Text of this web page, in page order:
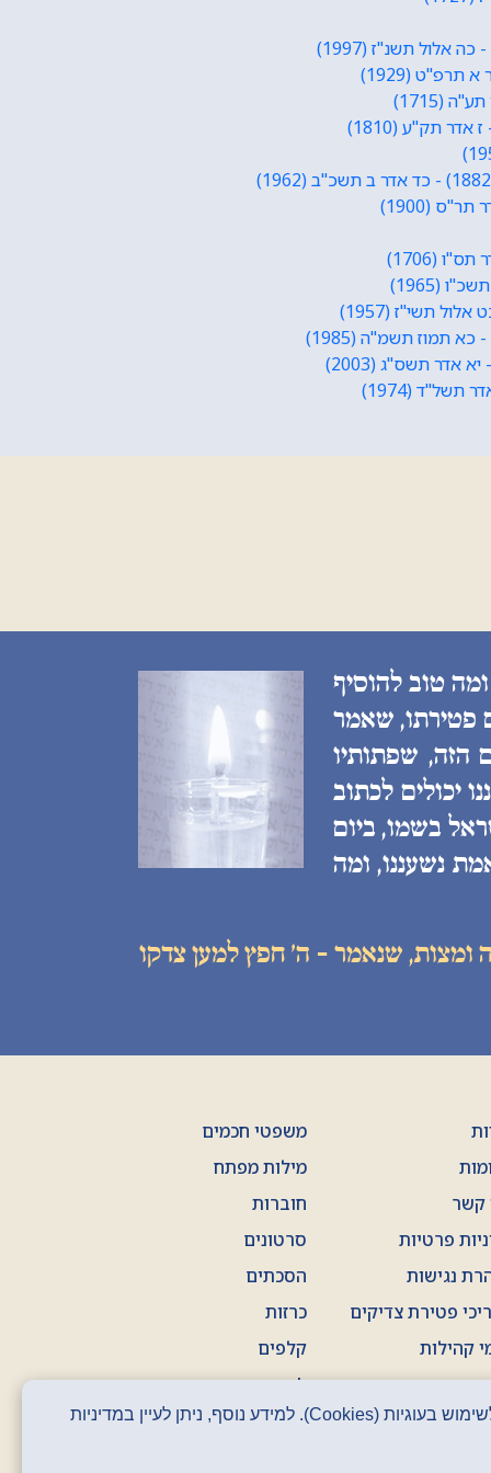
טוב להוסיף
פטירתו, שאמר
הזה, שפתותיו
יכולים לכתוב
בשמו, ביום
נשעננו, ומה
ומצות, שנאמר - ה׳ חפץ למען צדקו
קשר
פרטיות
נגישות
פטירת צדיקים
קהילות
ישראל
משפטי חכמים
מילות מפתח
חוברות
סרטונים
הסכתים
כרזות
קלפים
ז' באדר
אתר זה עושה שימוש בקבצי עוגיות (Cookies) על מנת לשפר את חווית הגלישה שלך. המשך הגלישה שלך באתר מהווה הסכמה לשימוש בעוגיות (Cookies). למידע נוסף, ניתן לעיין במדיניות